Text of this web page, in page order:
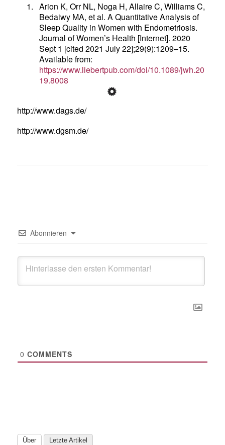
1. Arion K, Orr NL, Noga H, Allaire C, Williams C,
Bedaiwy MA, et al. A Quantitative Analysis of
Sleep Quality in Women with Endometriosis.
Journal of Women’s Health [Internet]. 2020
Sept 1 [cited 2021 July 22];29(9):1209–15.
Available from:
https://www.liebertpub.com/doi/10.1089/jwh.20
19.8008
http://www.dags.de/
http://www.dgsm.de/
Abonnieren
0 COMMENTS
Über Letzte Artikel